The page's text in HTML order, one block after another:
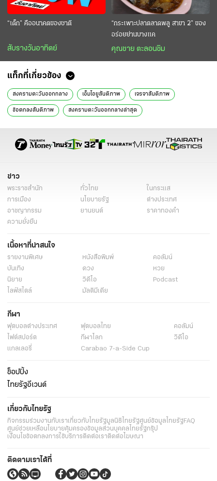
“เด็ก” คืออนาคตของชาติ
สับรางวันอาทิตย์
“กระเพาะปลาตลาดพลู สาขา 2” ของ
อร่อยย่านบางแค
คุณชาย ตะลอนชิม
แท็กที่เกี่ยวข้อง
สงครามตะวันออกกลาง เอ็มโอยูสันติภาพ เจรจาสันติภาพ
ข้อตกลงสันติภาพ สงครามตะวันออกกลางล่าสุด
อิหร่าน ล่าสุด สงครามโลกครั้งที่ 3 ช่องแคบฮอร์มุซ
ข่าวสงคราม
อ่าวเปอร์เซีย สำนักข่าวหัวเขียว ข่าววันนี้
ข่าว
พระราชสำนัก ทั่วไทย
ในกระแส
การเมือง
นโยบายรัฐ
ต่างประเทศ
อาชญากรรม
ยานยนต์
ราคาทองคำ
ความยั่งยืน
เนื้อหาที่น่าสนใจ
รายงานพิเศษ หนังสือพิมพ์
คอลัมน์
บันเทิง
ดวง
หวย
นิยาย
วิดีโอ
Podcast
ไลฟ์สไตล์
มัลติมีเดีย
กีฬา
ฟุตบอลต่่างประเทศ ฟุตบอลไทย
คอลัมน์
ไฟต์สปอร์ต
กีฬาโลก
วิดีโอ
แกลเลอรี่
Carabao 7-a-Side Cup
ช็อปปิ้ง
ไทยรัฐอีเวนต์
เกี่ยวกับไทยรัฐ
กิจกรรมร่วมงานกับเราเกี่ยวกับไทยรัฐมูลนิธิไทยรัฐศูนย์ข้อมูลไทยรัฐFAQ
ศูนย์ช่วยเหลือนโยบายคุ้มครองข้อมูลส่วนบุคคลไทยรัฐกรุ๊ป
เงื่อนไขข้อตกลงการใช้บริการติดต่อเราติดต่อโฆษณา
ติดตามเราได้ที่